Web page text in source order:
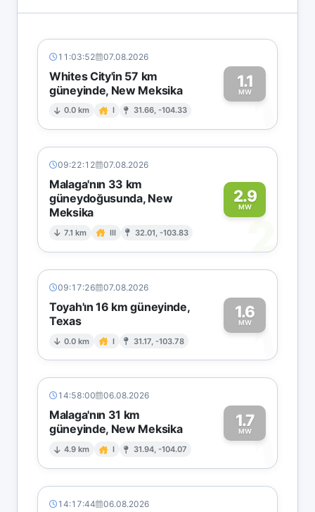
11:03:52 07.08.2026
Whites City'in 57 km
güneyinde, New Meksika
0.0 km I 31.66, -104.33
1.1
MW1
09:22:12 07.08.2026
Malaga'nın 33 km
güneydoğusunda, New
Meksika
7.1 km III 32.01, -103.83
2.9
MW
2
09:17:26 07.08.2026
Toyah'ın 16 km güneyinde,
Texas
0.0 km I 31.17, -103.78
1.6
MW1
14:58:00 06.08.2026
Malaga'nın 31 km
güneyinde, New Meksika
4.9 km I 31.94, -104.07
1.7
MW1
14:17:44 06.08.2026